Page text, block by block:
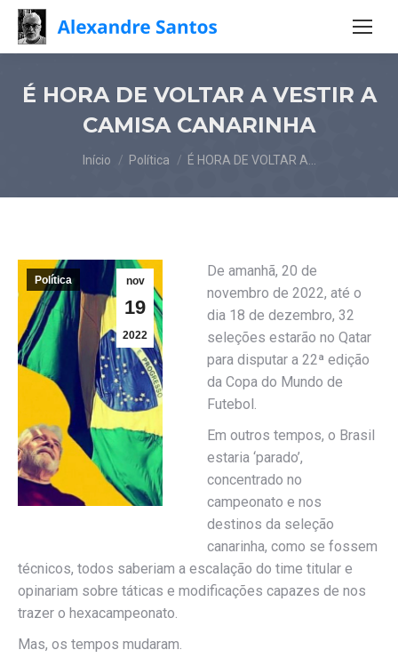
É HORA DE VOLTAR A VESTIR A
CAMISA CANARINHA
Você está aqui:
Início Política É HORA DE VOLTAR A…
nov
19
2022
Política
De amanhã, 20 de
novembro de 2022, até o
dia 18 de dezembro, 32
seleções estarão no Qatar
para disputar a 22ª edição
da Copa do Mundo de
Futebol.
Em outros tempos, o Brasil
estaria ‘parado’,
concentrado no
campeonato e nos
destinos da seleção
canarinha, como se fossem
técnicos, todos saberiam a escalação do time titular e
opinariam sobre táticas e modificações capazes de nos
trazer o hexacampeonato.
Mas, os tempos mudaram.